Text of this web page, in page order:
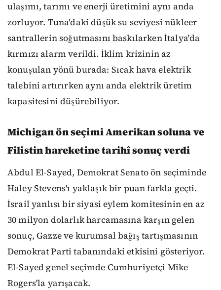
ulaşımı, tarımı ve enerji üretimini aynı anda
zorluyor. Tuna'daki düşük su seviyesi nükleer
santrallerin soğutmasını baskılarken İtalya'da
kırmızı alarm verildi. İklim krizinin az
konuşulan yönü burada: Sıcak hava elektrik
talebini artırırken aynı anda elektrik üretim
kapasitesini düşürebiliyor.
Michigan ön seçimi Amerikan soluna ve
Filistin hareketine tarihî sonuç verdi
Abdul El-Sayed, Demokrat Senato ön seçiminde
Haley Stevens'ı yaklaşık bir puan farkla geçti.
İsrail yanlısı bir siyasi eylem komitesinin en az
30 milyon dolarlık harcamasına karşın gelen
sonuç, Gazze ve kurumsal bağış tartışmasının
Demokrat Parti tabanındaki etkisini gösteriyor.
El-Sayed genel seçimde Cumhuriyetçi Mike
Rogers'la yarışacak.